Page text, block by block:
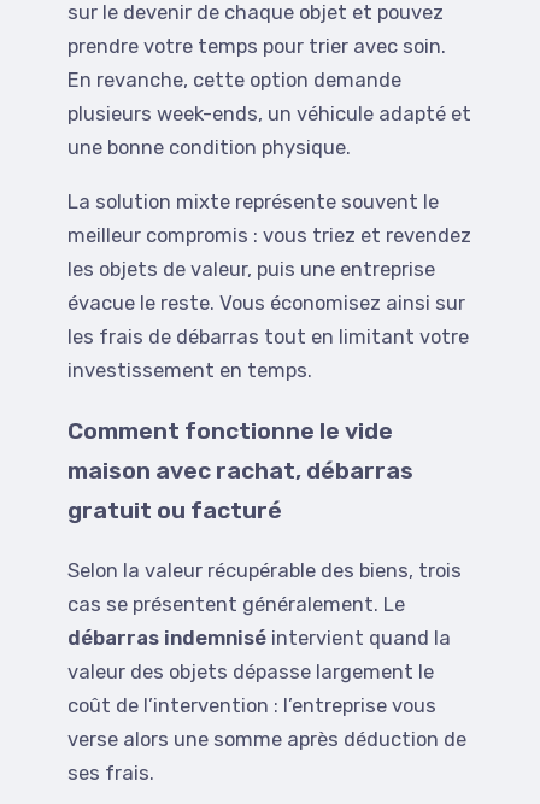
sur le devenir de chaque objet et pouvez
prendre votre temps pour trier avec soin.
En revanche, cette option demande
plusieurs week-ends, un véhicule adapté et
une bonne condition physique.
La solution mixte représente souvent le
meilleur compromis : vous triez et revendez
les objets de valeur, puis une entreprise
évacue le reste. Vous économisez ainsi sur
les frais de débarras tout en limitant votre
investissement en temps.
Comment fonctionne le vide
maison avec rachat, débarras
gratuit ou facturé
Selon la valeur récupérable des biens, trois
cas se présentent généralement. Le
débarras indemnisé intervient quand la
valeur des objets dépasse largement le
coût de l’intervention : l’entreprise vous
verse alors une somme après déduction de
ses frais.